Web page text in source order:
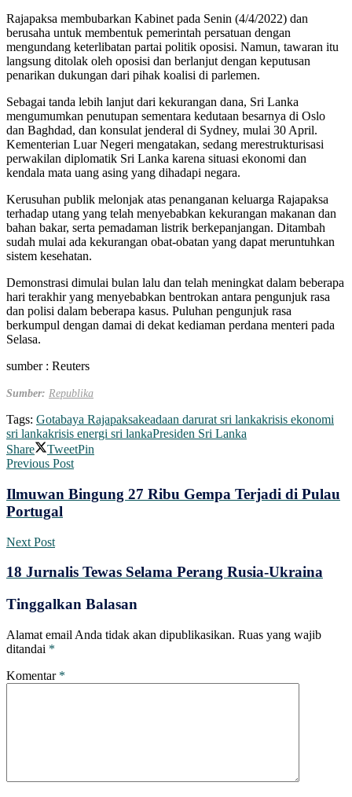
Rajapaksa membubarkan Kabinet pada Senin (4/4/2022) dan
berusaha untuk membentuk pemerintah persatuan dengan
mengundang keterlibatan partai politik oposisi. Namun, tawaran itu
langsung ditolak oleh oposisi dan berlanjut dengan keputusan
penarikan dukungan dari pihak koalisi di parlemen.
Sebagai tanda lebih lanjut dari kekurangan dana, Sri Lanka
mengumumkan penutupan sementara kedutaan besarnya di Oslo
dan Baghdad, dan konsulat jenderal di Sydney, mulai 30 April.
Kementerian Luar Negeri mengatakan, sedang merestrukturisasi
perwakilan diplomatik Sri Lanka karena situasi ekonomi dan
kendala mata uang asing yang dihadapi negara.
Kerusuhan publik melonjak atas penanganan keluarga Rajapaksa
terhadap utang yang telah menyebabkan kekurangan makanan dan
bahan bakar, serta pemadaman listrik berkepanjangan. Ditambah
sudah mulai ada kekurangan obat-obatan yang dapat meruntuhkan
sistem kesehatan.
Demonstrasi dimulai bulan lalu dan telah meningkat dalam beberapa
hari terakhir yang menyebabkan bentrokan antara pengunjuk rasa
dan polisi dalam beberapa kasus. Puluhan pengunjuk rasa
berkumpul dengan damai di dekat kediaman perdana menteri pada
Selasa.
sumber : Reuters
Sumber: Republika
Tags: Gotabaya Rajapaksakeadaan darurat sri lankakrisis ekonomi
sri lankakrisis energi sri lankaPresiden Sri Lanka
Share
TweetPin
Previous Post
Ilmuwan Bingung 27 Ribu Gempa Terjadi di Pulau
Portugal
Next Post
18 Jurnalis Tewas Selama Perang Rusia-Ukraina
Tinggalkan Balasan
Alamat email Anda tidak akan dipublikasikan. Ruas yang wajib
ditandai *
Komentar *